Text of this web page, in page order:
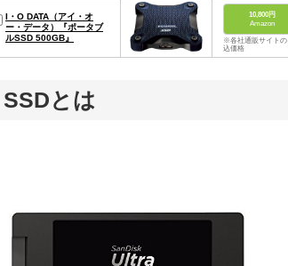
I・O DATA（アイ・オ
ー・データ）『ポータブ
ルSSD 500GB』
10,800円
Amazon
※各社通販サイトの
込価格
SSDとは